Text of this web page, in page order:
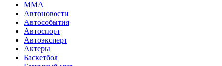
MMA
Автоновости
Автособытия
Автоспорт
Автоэксперт
Актеры
Баскетбол